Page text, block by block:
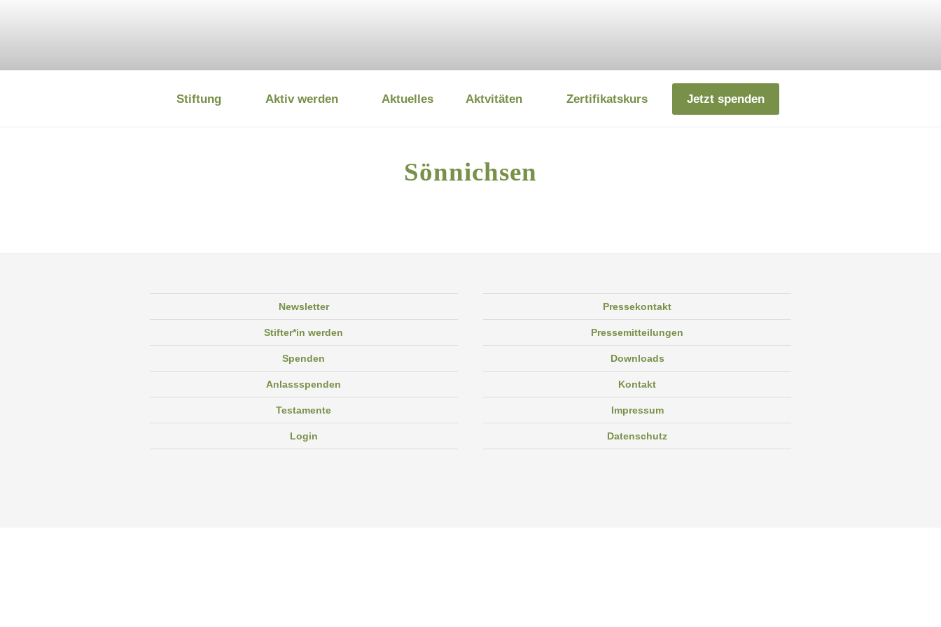
DEUTSCHE UMWELTSTIFTUNG
Stiftung Aktiv werden Aktuelles Aktvitäten Zertifikatskurs Jetzt spenden
Sönnichsen
Newsletter
Stifter*in werden
Spenden
Anlassspenden
Testamente
Login
Pressekontakt
Pressemitteilungen
Downloads
Kontakt
Impressum
Datenschutz